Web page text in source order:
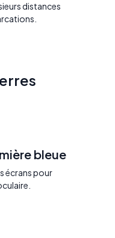
distances
bleue
écrans pour